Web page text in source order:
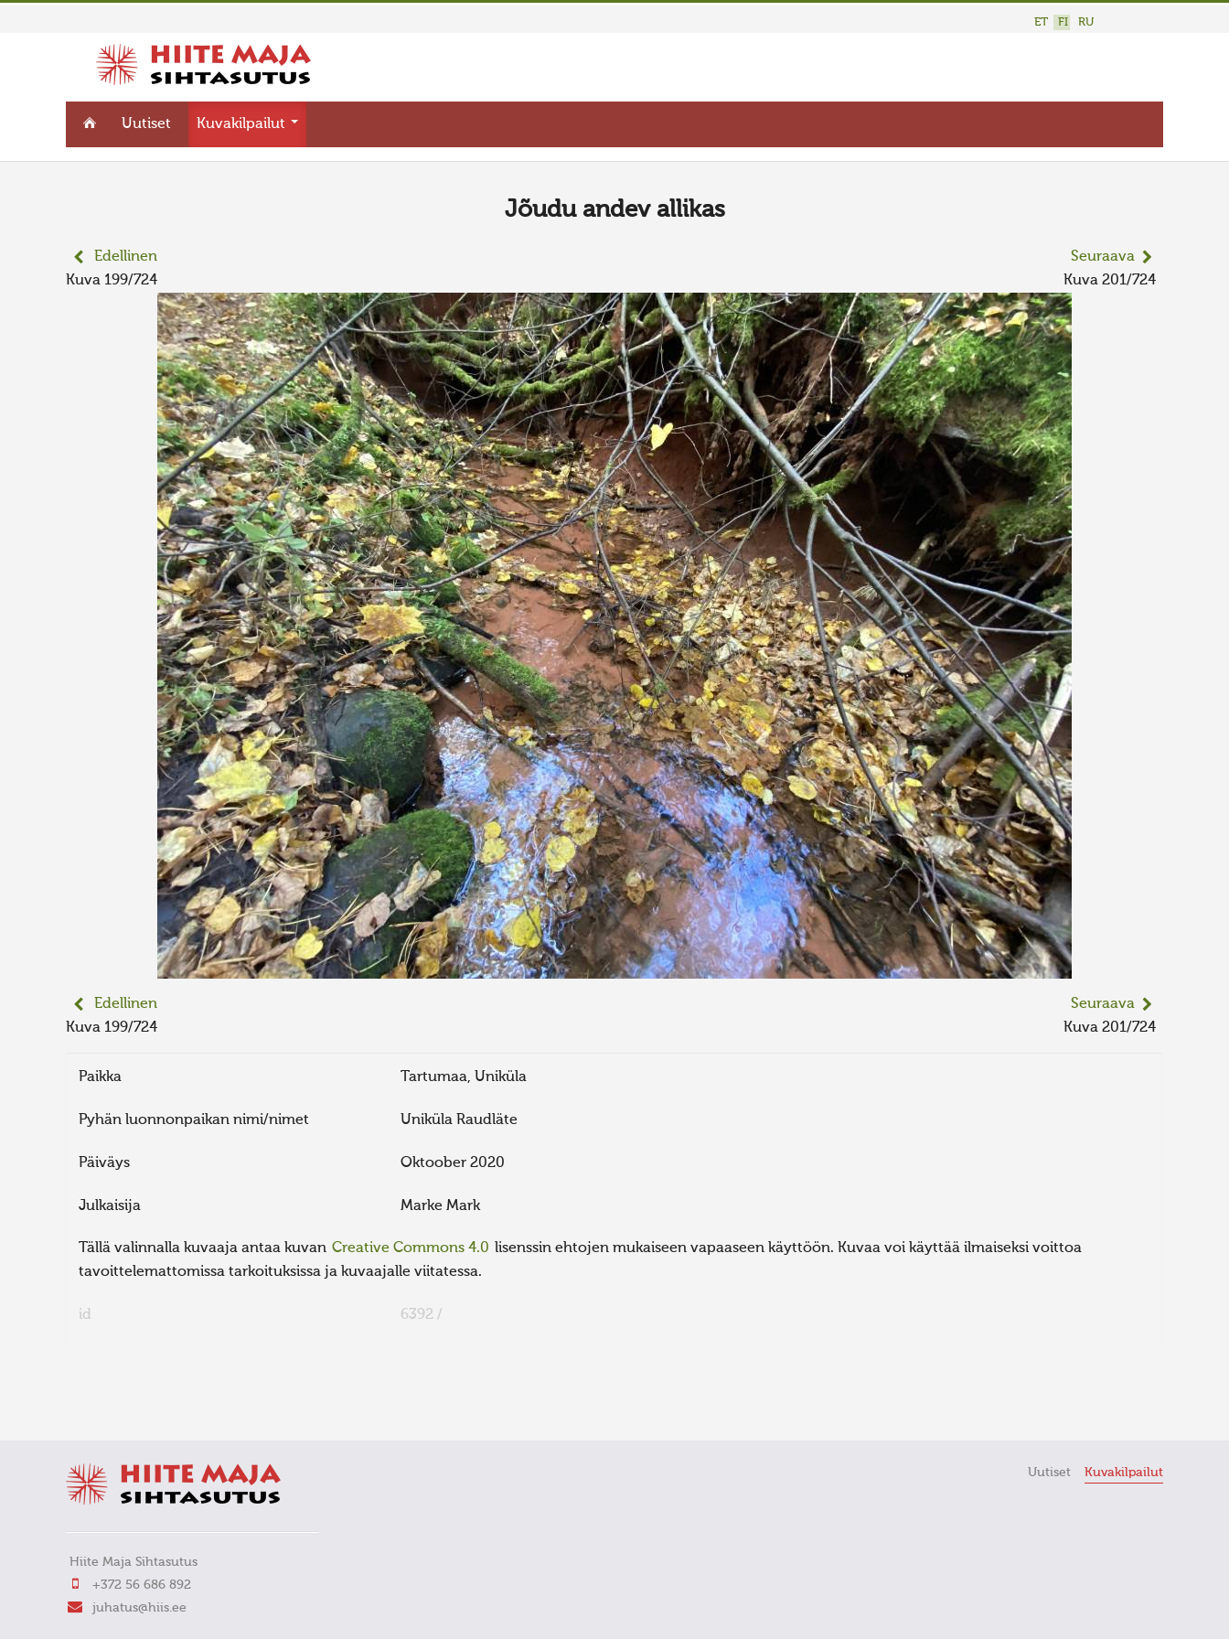
ET FI RU
Uutiset Kuvakilpailut
Jõudu andev allikas
Edellinen
Kuva 199/724
Seuraava
Kuva 201/724
Edellinen
Kuva 199/724
Seuraava
Kuva 201/724
Paikka Tartumaa, Uniküla
Pyhän luonnonpaikan nimi/nimet Uniküla Raudläte
Päiväys Oktoober 2020
Julkaisija Marke Mark
Tällä valinnalla kuvaaja antaa kuvan Creative Commons 4.0 lisenssin ehtojen mukaiseen vapaaseen käyttöön. Kuvaa voi käyttää ilmaiseksi voittoa
tavoittelemattomissa tarkoituksissa ja kuvaajalle viitatessa.
id 6392 /
Hiite Maja Sihtasutus
+372 56 686 892
juhatus@hiis.ee
Uutiset Kuvakilpailut